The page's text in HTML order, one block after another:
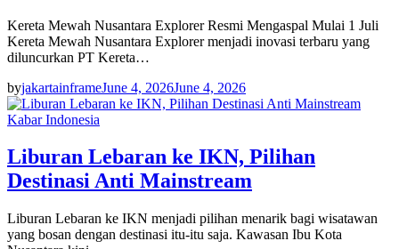
Kereta Mewah Nusantara Explorer Resmi Mengaspal Mulai 1 Juli
Kereta Mewah Nusantara Explorer menjadi inovasi terbaru yang
diluncurkan PT Kereta…
byjakartainframeJune 4, 2026June 4, 2026
Kabar Indonesia
Liburan Lebaran ke IKN, Pilihan
Destinasi Anti Mainstream
Liburan Lebaran ke IKN menjadi pilihan menarik bagi wisatawan
yang bosan dengan destinasi itu-itu saja. Kawasan Ibu Kota